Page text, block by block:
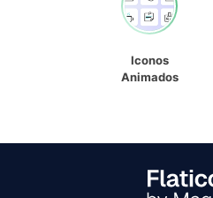
Iconos
Animados